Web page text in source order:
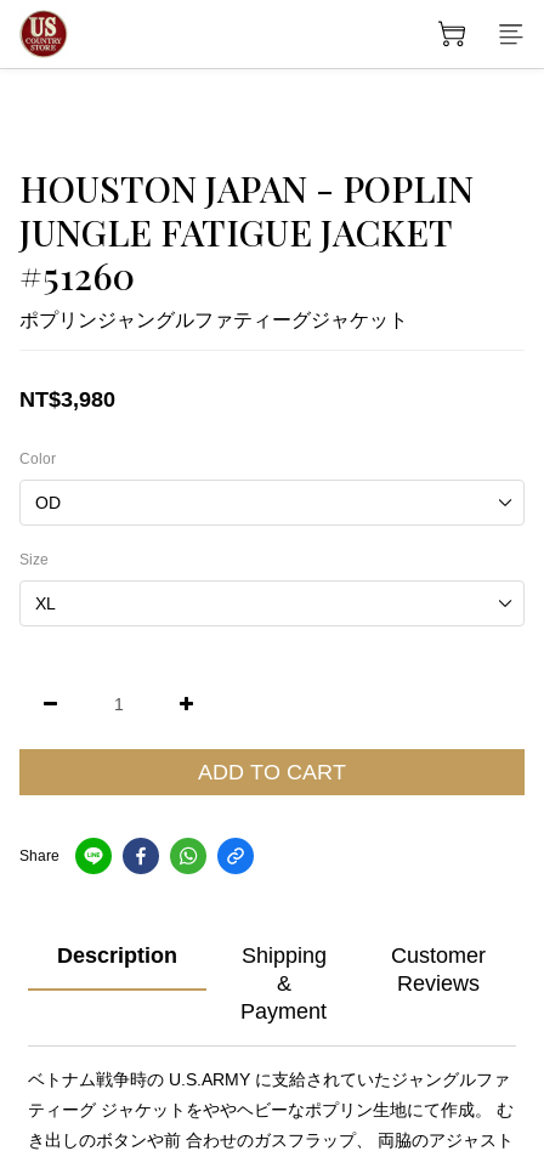
HOUSTON JAPAN - POPLIN
JUNGLE FATIGUE JACKET
#51260
ポプリンジャングルファティーグジャケット
NT$3,980
Color
Size
ADD TO CART
Share
Description
Shipping
&
Payment
Customer
Reviews
ベトナム戦争時の U.S.ARMY に支給されていたジャングルファ
ティーグ ジャケットをややヘビーなポプリン生地にて作成。 む
き出しのボタンや前 合わせのガスフラップ、 両脇のアジャスト